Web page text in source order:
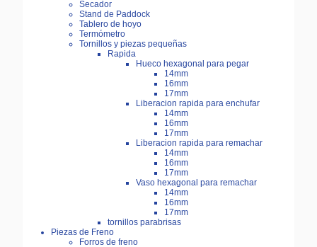
Secador
Stand de Paddock
Tablero de hoyo
Termómetro
Tornillos y piezas pequeñas
Rapida
Hueco hexagonal para pegar
14mm
16mm
17mm
Liberacion rapida para enchufar
14mm
16mm
17mm
Liberacion rapida para remachar
14mm
16mm
17mm
Vaso hexagonal para remachar
14mm
16mm
17mm
tornillos parabrisas
Piezas de Freno
Forros de freno